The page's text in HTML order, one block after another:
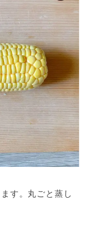
す。丸ごと蒸し